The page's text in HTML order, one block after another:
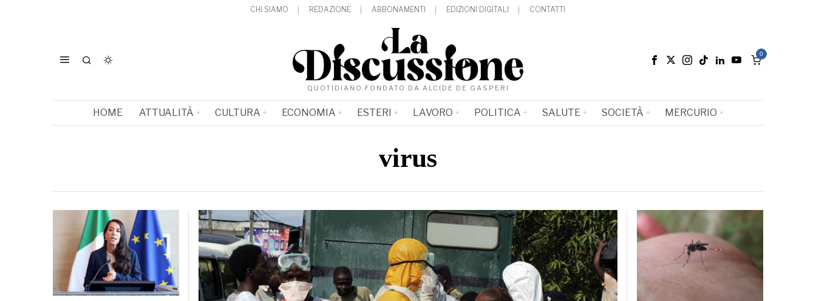
CHI SIAMO REDAZIONE ABBONAMENTI EDIZIONI DIGITALI CONTATTI
QUOTIDIANO FONDATO DA ALCIDE DE GASPERI
0
HOME ATTUALITÀ CULTURA ECONOMIA ESTERI LAVORO POLITICA SALUTE SOCIETÀ MERCURIO
virus